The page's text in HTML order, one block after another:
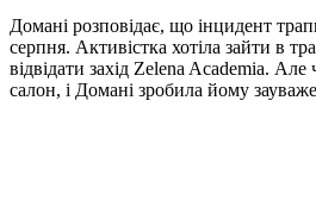
Домані розповідає, що інцидент
серпня. Активістка хотіла зайти в
відвідати захід Zelena Academia. Але
салон, і Домані зробила йому